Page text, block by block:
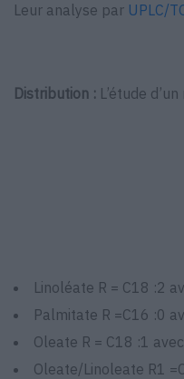
Leur analyse par UPLC/
Distribution : L’étude
Linoléate R = C18 :2
Palmitate R =C16 :0
Oleate R = C18 :1
Oleate/Linoleate R1